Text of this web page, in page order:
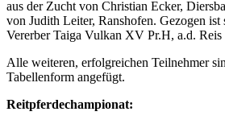
aus der Zucht von Christian Ecker,
von Judith Leiter, Ranshofen. Gezogen ist
Vererber Taiga Vulkan XV Pr.H, a.d.
Alle weiteren, erfolgreichen Teilnehmer
Tabellenform angefügt.
Reitpferdechampionat: